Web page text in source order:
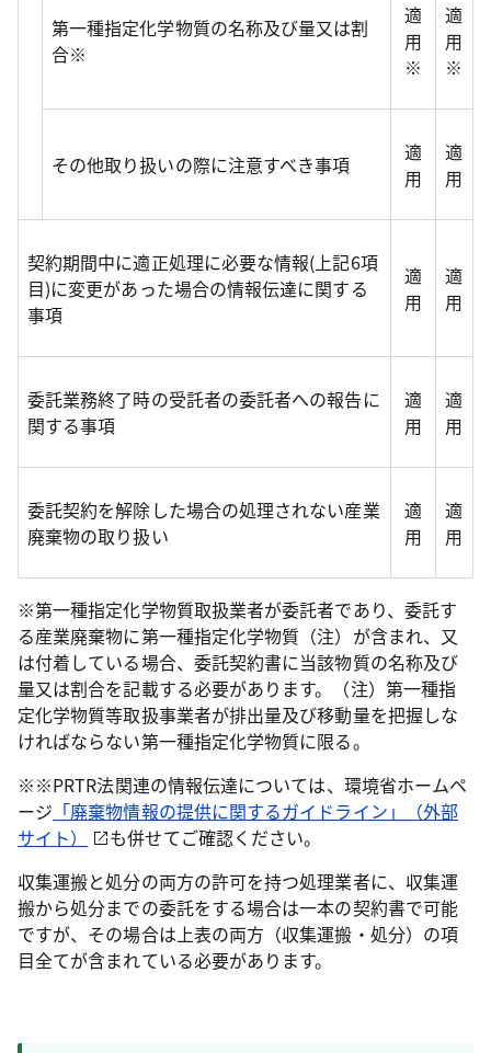
第一種指定化学物質の名称及び量又は割
合※
適
用
※
適
用
※
その他取り扱いの際に注意すべき事項
適
用
適
用
契約期間中に適正処理に必要な情報(上記6項
目)に変更があった場合の情報伝達に関する
事項
適
用
適
用
委託業務終了時の受託者の委託者への報告に
関する事項
適
用
適
用
委託契約を解除した場合の処理されない産業
廃棄物の取り扱い
適
用
適
用
※第一種指定化学物質取扱業者が委託者であり、委託す
る産業廃棄物に第一種指定化学物質（注）が含まれ、又
は付着している場合、委託契約書に当該物質の名称及び
量又は割合を記載する必要があります。（注）第一種指
定化学物質等取扱事業者が排出量及び移動量を把握しな
ければならない第一種指定化学物質に限る。
※※PRTR法関連の情報伝達については、環境省ホームペ
ージ 「廃棄物情報の提供に関するガイドライン」（外部
サイト）
も併せてご確認ください。
収集運搬と処分の両方の許可を持つ処理業者に、収集運
搬から処分までの委託をする場合は一本の契約書で可能
ですが、その場合は上表の両方（収集運搬・処分）の項
目全てが含まれている必要があります。